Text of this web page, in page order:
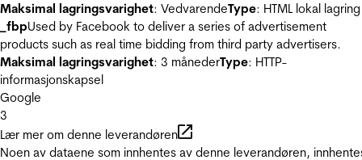
Maksimal lagringsvarighet: VedvarendeType: HTML lokal lagring
_fbpUsed by Facebook to deliver a series of advertisement
products such as real time bidding from third party advertisers.
Maksimal lagringsvarighet: 3 månederType: HTTP-
informasjonskapsel
Google
3
Lær mer om denne leverandøren
Noen av dataene som innhentes av denne leverandøren,